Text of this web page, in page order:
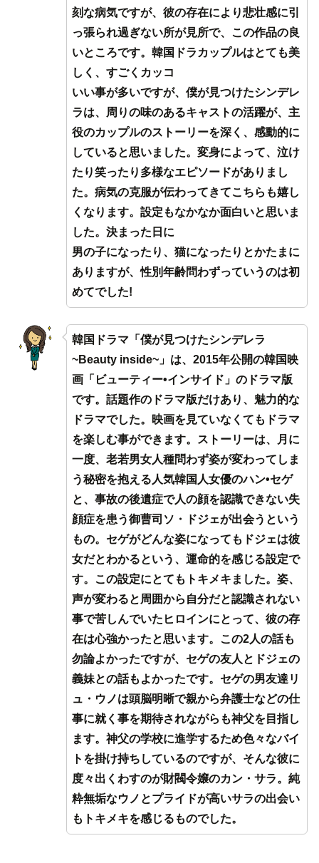
刻な病気ですが、彼の存在により悲壮感に引
っ張られ過ぎない所が見所で、この作品の良
いところです。韓国ドラカップルはとても美
しく、すごくカッコ
いい事が多いですが、僕が見つけたシンデレ
ラは、周りの味のあるキャストの活躍が、主
役のカップルのストーリーを深く、感動的に
していると思いました。変身によって、泣け
たり笑ったり多様なエピソードがありまし
た。病気の克服が伝わってきてこちらも嬉し
くなります。設定もなかなか面白いと思いま
した。決まった日に
男の子になったり、猫になったりとかたまに
ありますが、性別年齢問わずっていうのは初
めてでした!
韓国ドラマ「僕が見つけたシンデレラ
~Beauty inside~」は、2015年公開の韓国映
画「ビューティー•インサイド」のドラマ版
です。話題作のドラマ版だけあり、魅力的な
ドラマでした。映画を見ていなくてもドラマ
を楽しむ事ができます。ストーリーは、月に
一度、老若男女人種問わず姿が変わってしま
う秘密を抱える人気韓国人女優のハン•セゲ
と、事故の後遺症で人の顔を認識できない失
顔症を患う御曹司ソ・ドジェが出会うという
もの。セゲがどんな姿になってもドジェは彼
女だとわかるという、運命的を感じる設定で
す。この設定にとてもトキメキました。姿、
声が変わると周囲から自分だと認識されない
事で苦しんでいたヒロインにとって、彼の存
在は心強かったと思います。この2人の話も
勿論よかったですが、セゲの友人とドジェの
義妹との話もよかったです。セゲの男友達リ
ュ・ウノは頭脳明晰で親から弁護士などの仕
事に就く事を期待されながらも神父を目指し
ます。神父の学校に進学するため色々なバイ
トを掛け持ちしているのですが、そんな彼に
度々出くわすのが財閥令嬢のカン・サラ。純
粋無垢なウノとプライドが高いサラの出会い
もトキメキを感じるものでした。